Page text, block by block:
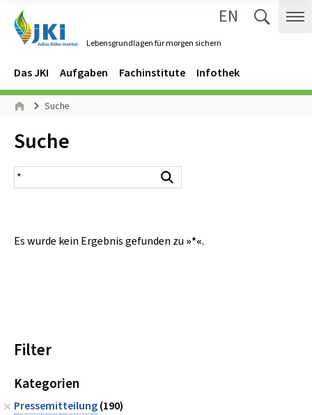
Lebensgrundlagen für morgen sichern
EN
Navigation
Hauptmenü
Das JKI Aufgaben Fachinstitute Infothek
Seitenpfad
Suche
Inhalt:
Suche
Suchergebnis
Es wurde kein Ergebnis gefunden zu »*«.
Filter
Kategorien
Pressemitteilung(190)